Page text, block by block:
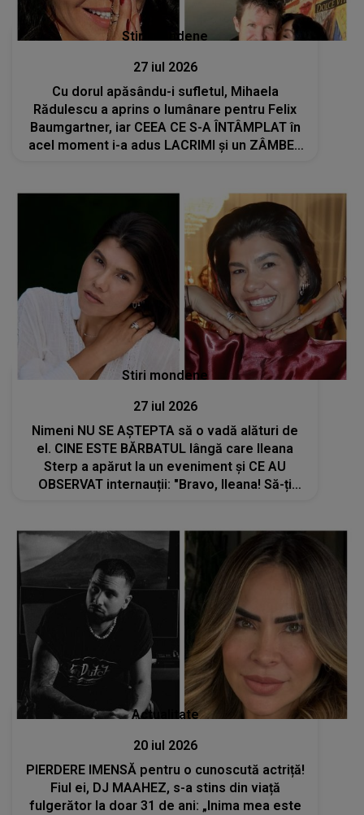
Stiri mondene
27 iul 2026
Cu dorul apăsându-i sufletul, Mihaela
Rădulescu a aprins o lumânare pentru Felix
Baumgartner, iar CEEA CE S-A ÎNTÂMPLAT în
acel moment i-a adus LACRIMI și un ZÂMBET
Stiri mondene
27 iul 2026
Nimeni NU SE AȘTEPTA să o vadă alături de
el. CINE ESTE BĂRBATUL lângă care Ileana
Sterp a apărut la un eveniment și CE AU
OBSERVAT internauții: "Bravo, Ileana! Să-ți
Actualitate
20 iul 2026
PIERDERE IMENSĂ pentru o cunoscută actriță!
Fiul ei, DJ MAAHEZ, s-a stins din viață
fulgerător la doar 31 de ani: „Inima mea este